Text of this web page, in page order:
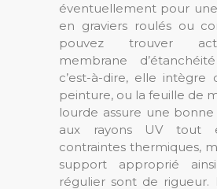
éventuellement pour
en graviers roulés ou
pouvez trouver
membrane
c’est-à-dire, elle
peinture, ou la feuille de
lourde assure une
aux rayons UV tout
contraintes thermiques,
support approprié
régulier sont de